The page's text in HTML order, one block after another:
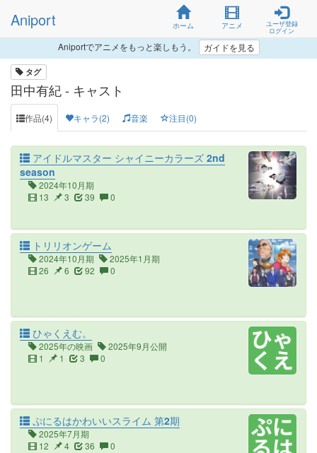
Aniport ホーム アニメ
ユーザ登録
ログイン
Aniportでアニメをもっと楽しもう。 ガイドを見る
タグ
田中有紀 - キャスト
作品(4) キャラ(2) 音楽 注目(0)
アイドルマスター シャイニーカラーズ 2nd
season
2024年10月期
13
3 39 0
トリリオンゲーム
2024年10月期
2025年1月期
26
6 92 0
ひゃくえむ。
2025年の映画
2025年9月公開
1
1 3 0
ぷにるはかわいいスライム 第2期
2025年7月期
12
4 36 0